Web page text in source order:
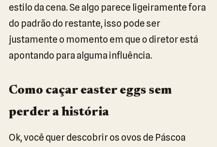
estilo da cena. Se algo parece ligeiramente fora
do padrão do restante, isso pode ser
justamente o momento em que o diretor está
apontando para alguma influência.
Como caçar easter eggs sem
perder a história
Ok, você quer descobrir os ovos de Páscoa